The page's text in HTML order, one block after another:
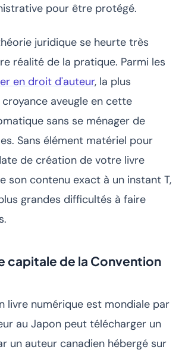
pour être protégé.
juridique se heurte très
réalité de la pratique. Parmi les
en droit d'auteur, la plus
aveugle en cette
sans se ménager de
Sans élément matériel pour
de création de votre livre
son contenu exact à un instant T,
grandes difficultés à faire
capitale de la Convention
livre numérique est mondiale par
au Japon peut télécharger un
un auteur canadien hébergé sur